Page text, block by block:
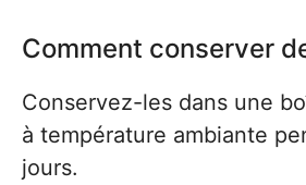
Comment conserver
Conservez-les dans une
à température ambiante
jours.